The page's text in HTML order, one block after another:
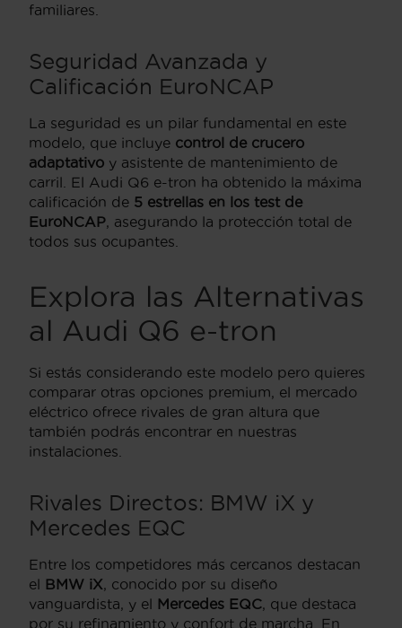
familiares.
Seguridad Avanzada y
Calificación EuroNCAP
La seguridad es un pilar fundamental en este
modelo, que incluye control de crucero
adaptativo y asistente de mantenimiento de
carril. El Audi Q6 e-tron ha obtenido la máxima
calificación de 5 estrellas en los test de
EuroNCAP, asegurando la protección total de
todos sus ocupantes.
Explora las Alternativas
al Audi Q6 e-tron
Si estás considerando este modelo pero quieres
comparar otras opciones premium, el mercado
eléctrico ofrece rivales de gran altura que
también podrás encontrar en nuestras
instalaciones.
Rivales Directos: BMW iX y
Mercedes EQC
Entre los competidores más cercanos destacan
el BMW iX, conocido por su diseño
vanguardista, y el Mercedes EQC, que destaca
por su refinamiento y confort de marcha. En